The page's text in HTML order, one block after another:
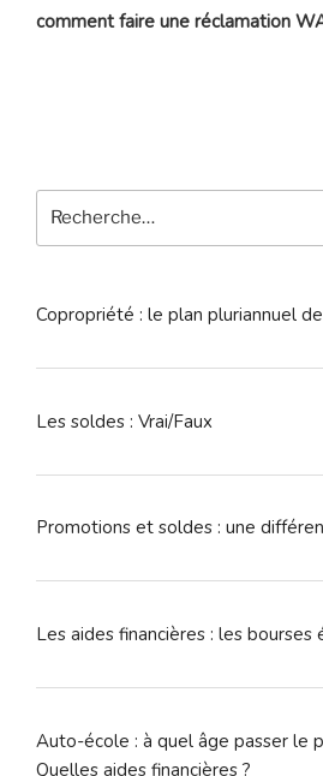
suivant
comment faire une réclamation
pour
Copropriété : le plan pluriannuel
Les soldes : Vrai/Faux
Promotions et soldes : une
Les aides financières : les bourses
Auto-école : à quel âge passer le
Quelles aides financières ?